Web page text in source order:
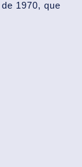
1970, que